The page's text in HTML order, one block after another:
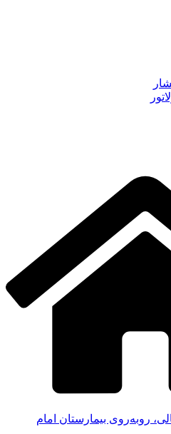
روبه‌روی بیمارستان امام